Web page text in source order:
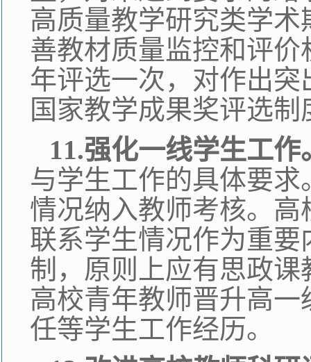
高质量教学研究类学
善教材质量监控和评
年评选一次，对作出
国家教学成果奖评选
11.强化一线学生工作
与学生工作的具体要
情况纳入教师考核。
联系学生情况作为重
制，原则上应有思政
高校青年教师晋升高
任等学生工作经历。